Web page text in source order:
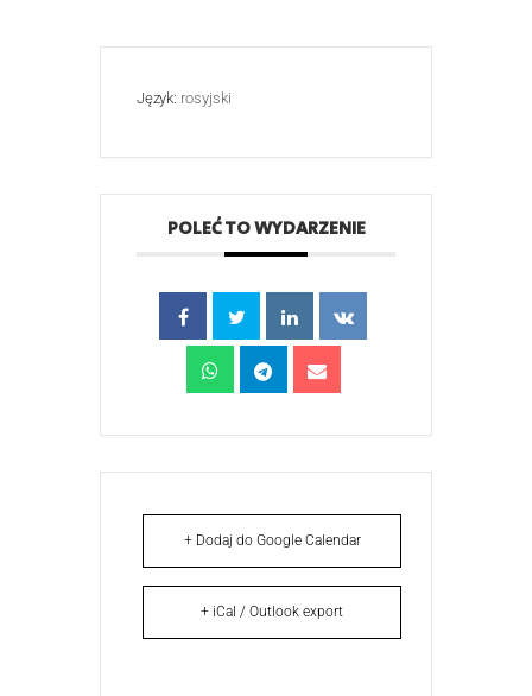
Język: rosyjski
POLEĆ TO WYDARZENIE
+ Dodaj do Google Calendar
+ iCal / Outlook export